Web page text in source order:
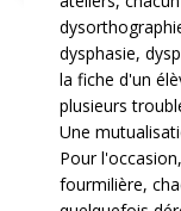
dysphasie,
la fiche d'un
plusieurs
Une
Pour
fourmilière,